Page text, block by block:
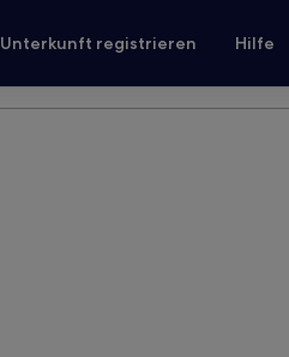
Unterkunft registrieren Hilfe